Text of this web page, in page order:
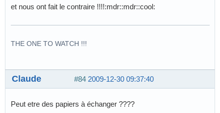
et nous ont fait le contraire !!!!:mdr::mdr::cool:
THE ONE TO WATCH !!!
#84 2009-12-30 09:37:40
Claude
Peut etre des papiers à échanger ????